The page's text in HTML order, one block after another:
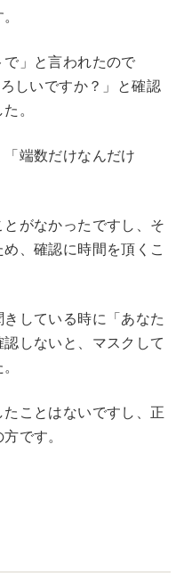
」と言われたので
しいですか？」と確認
。
端数だけなんだけ
がなかったですし、そ
、確認に時間を頂くこ
している時に「あなた
しないと、マスクして
ことはないですし、正
です。